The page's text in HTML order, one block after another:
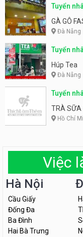
Tuyển
GÀ GÔ
Đà Nẵng
Tuyển
Húp Tea
Đà Nẵng
Tuyển
TRÀ SỮA
Hồ Chí
Việc
Hà Nội
Cầu Giấy
Đống Đa
Ba Đình
Hai Bà Trưng